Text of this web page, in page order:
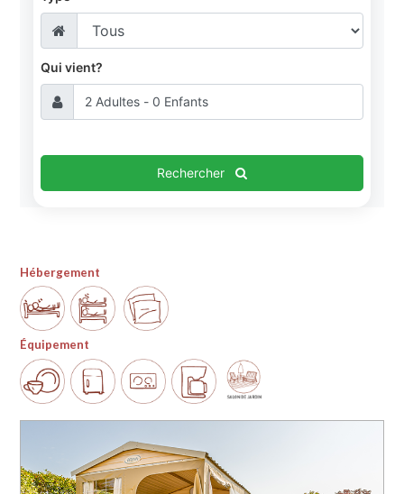
Qui vient?
Rechercher
Hébergement
Équipement